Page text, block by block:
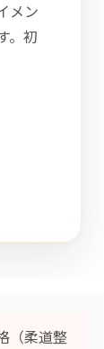
メン
。初
（柔道整